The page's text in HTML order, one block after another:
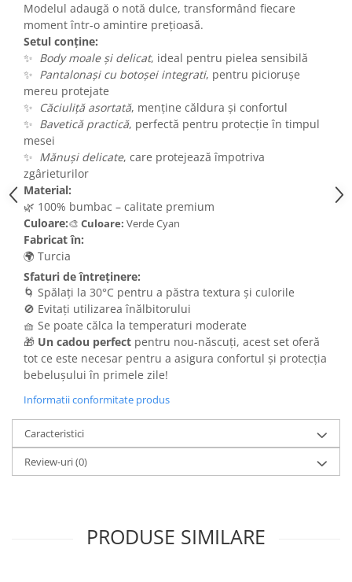
Modelul adaugă o notă dulce, transformând fiecare
moment într-o amintire prețioasă.
Setul conține:
✨ Body moale și delicat, ideal pentru pielea sensibilă
✨ Pantalonași cu botoșei integrati, pentru piciorușe
mereu protejate
✨ Căciuliță asortată, menține căldura și confortul
✨ Bavetică practică, perfectă pentru protecție în timpul
mesei
✨ Mănuși delicate, care protejează împotriva
zgârieturilor
Material:
🌿 100% bumbac – calitate premium
Culoare:🎨 Culoare: Verde Cyan
Fabricat în:
🌍 Turcia
Sfaturi de întreținere:
🌀 Spălați la 30°C pentru a păstra textura și culorile
🚫 Evitați utilizarea înălbitorului
🧺 Se poate călca la temperaturi moderate
🎁 Un cadou perfect pentru nou-născuți, acest set oferă
tot ce este necesar pentru a asigura confortul și protecția
bebelușului în primele zile!
Informatii conformitate produs
Caracteristici
Review-uri(0)
PRODUSE SIMILARE